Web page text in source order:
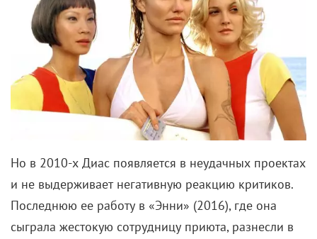
Но в 2010-х Диас появляется в неудачных проектах
и не выдерживает негативную реакцию критиков.
Последнюю ее работу в «Энни» (2016), где она
сыграла жестокую сотрудницу приюта, разнесли в